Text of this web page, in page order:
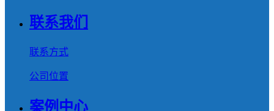
联系我们
联系方式
公司位置
案例中心